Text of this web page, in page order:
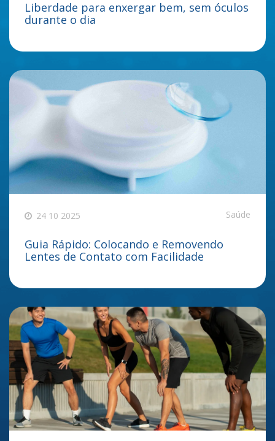
Liberdade para enxergar bem, sem óculos
durante o dia
24 10 2025 Saúde
Guia Rápido: Colocando e Removendo
Lentes de Contato com Facilidade